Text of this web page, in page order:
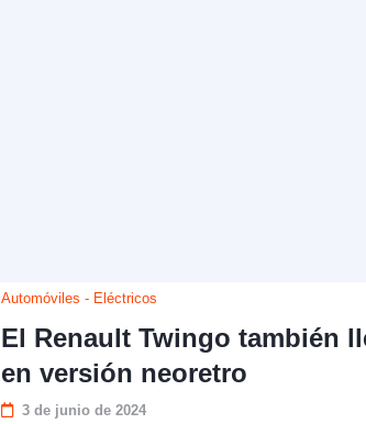
Automóviles - Eléctricos
El Renault Twingo también
en versión neoretro
3 de junio de 2024